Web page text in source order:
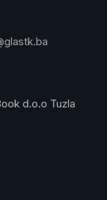
d.o.o Tuzla